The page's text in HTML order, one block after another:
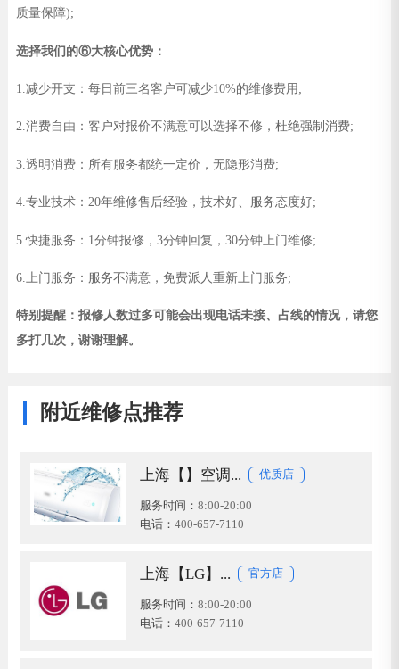
质量保障);
选择我们的⑥大核心优势：
1.减少开支：每日前三名客户可减少10%的维修费用;
2.消费自由：客户对报价不满意可以选择不修，杜绝强制消费;
3.透明消费：所有服务都统一定价，无隐形消费;
4.专业技术：20年维修售后经验，技术好、服务态度好;
5.快捷服务：1分钟报修，3分钟回复，30分钟上门维修;
6.上门服务：服务不满意，免费派人重新上门服务;
特别提醒：报修人数过多可能会出现电话未接、占线的情况，请您
多打几次，谢谢理解。
附近维修点推荐
上海【】空调... 优质店
服务时间： 8:00-20:00
电话： 400-657-7110
上海【LG】... 官方店
服务时间： 8:00-20:00
电话： 400-657-7110